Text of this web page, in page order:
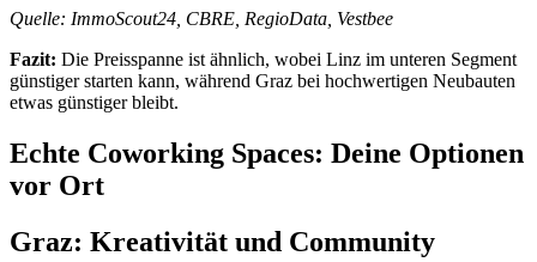
Quelle: ImmoScout24, CBRE, RegioData, Vestbee
Fazit: Die Preisspanne ist ähnlich, wobei Linz im unteren Segment
günstiger starten kann, während Graz bei hochwertigen Neubauten
etwas günstiger bleibt.
Echte Coworking Spaces: Deine Optionen
vor Ort
Graz: Kreativität und Community